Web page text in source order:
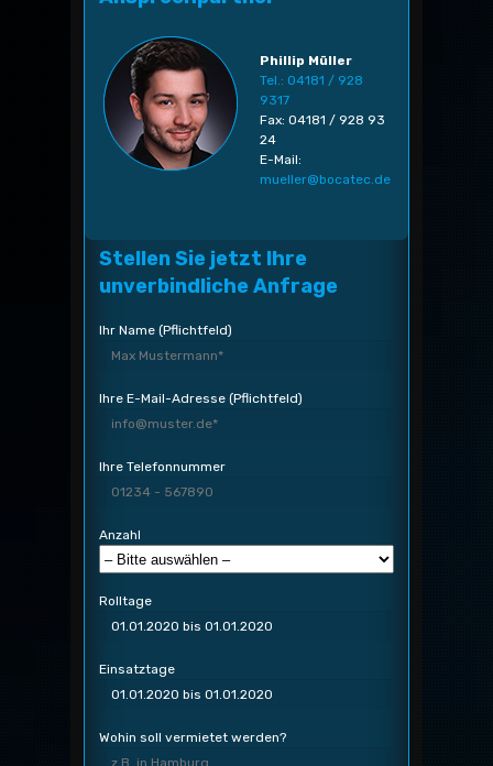
Phillip Müller
Tel.: 04181 / 928
9317
Fax: 04181 / 928 93
24
E-Mail:
mueller@bocatec.de
Stellen Sie jetzt Ihre
unverbindliche Anfrage
Ihr Name (Pflichtfeld)
Ihre E-Mail-Adresse (Pflichtfeld)
Ihre Telefonnummer
Anzahl
Rolltage
Einsatztage
Wohin soll vermietet werden?